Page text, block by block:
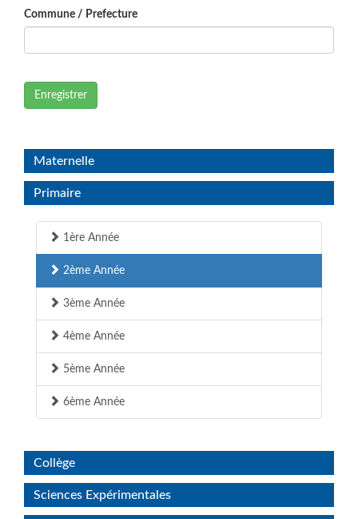
Commune / Prefecture
Enregistrer
Maternelle
Primaire
1ère Année
2ème Année
3ème Année
4ème Année
5ème Année
6ème Année
Collège
Sciences Expérimentales